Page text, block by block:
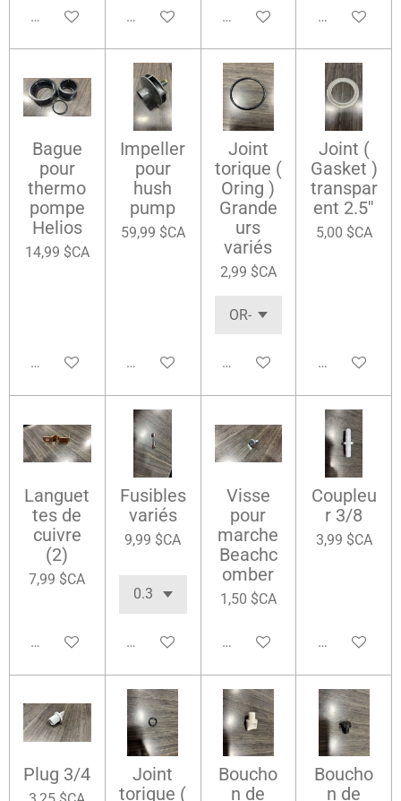
Ajouter au panierAjouter au panierAjouter au panierAjouter au
Bague
pour
thermo
pompe
Helios
14,99 $CA
Ajouter au panier
Impeller
pour
hush
pump
59,99 $CA
Ajouter au panier
Joint
torique (
Oring )
Grande
urs
variés
2,99 $CA
Ajouter au panier
Joint (
Gasket )
transpar
ent 2.5''
5,00 $CA
Ajouter au
Languet
tes de
cuivre
(2)
7,99 $CA
Ajouter au panier
Fusibles
variés
9,99 $CA
Ajouter au panier
Visse
pour
marche
Beachc
omber
1,50 $CA
Ajouter au panier
Coupleu
r 3/8
3,99 $CA
Ajouter au
Plug 3/4
Joint
torique (
Boucho
n de
Boucho
n de